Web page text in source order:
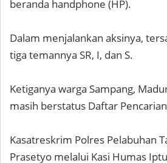
beranda handphone (HP).
Dalam menjalankan aksinya,
tiga temannya SR, I, dan S.
Ketiganya warga Sampang,
masih berstatus Daftar
Kasatreskrim Polres Pelabuhan
Prasetyo melalui Kasi Humas